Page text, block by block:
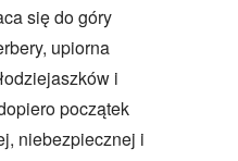
się do góry
upiorna
i
początek
niebezpiecznej i